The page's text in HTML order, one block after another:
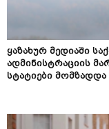
ყაზახურ მედიაში
ადმინისტრაციის
სტატიები მომზადდა